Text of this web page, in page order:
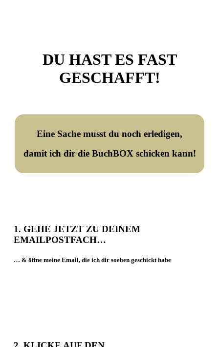
DU HAST ES FAST
GESCHAFFT!
Eine Sache musst du noch erledigen,
damit ich dir die BuchBOX schicken kann!
1. GEHE JETZT ZU DEINEM
EMAILPOSTFACH…
… & öffne meine Email, die ich dir soeben geschickt habe